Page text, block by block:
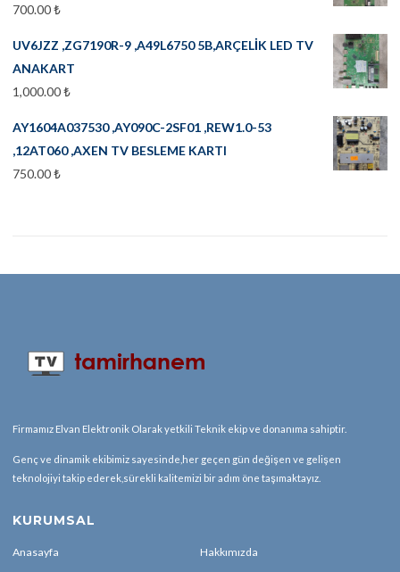
700.00₺
UV6JZZ ,ZG7190R-9 ,A49L6750 5B,ARÇELİK LED TV
ANAKART
1,000.00₺
AY1604A037530 ,AY090C-2SF01 ,REW1.0-53
,12AT060 ,AXEN TV BESLEME KARTI
750.00₺
Firmamız Elvan Elektronik Olarak yetkili Teknik ekip ve donanıma sahiptir.
Genç ve dinamik ekibimiz sayesinde,her geçen gün değişen ve gelişen
teknolojiyi takip ederek,sürekli kalitemizi bir adım öne taşımaktayız.
KURUMSAL
Anasayfa Hakkımızda